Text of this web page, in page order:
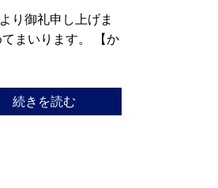
り御礼申し上げま
まいります。 【か
続きを読む